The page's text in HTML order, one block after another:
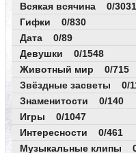
Всякая всячина 0/3031
Гифки 0/830
Дата 0/89
Девушки 0/1548
Животный мир 0/715
Звёздные засветы 0/
Знаменитости 0/140
Игры 0/1047
Интересности 0/461
Музыкальные клипы